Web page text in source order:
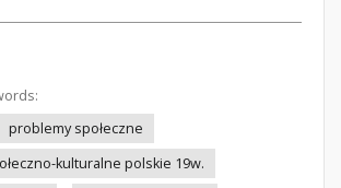
problemy społeczne
kulturalne polskie 19w.